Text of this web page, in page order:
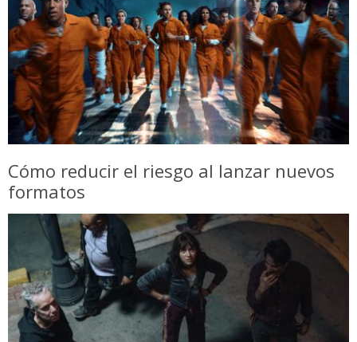
Cómo reducir el riesgo al lanzar nuevos
formatos